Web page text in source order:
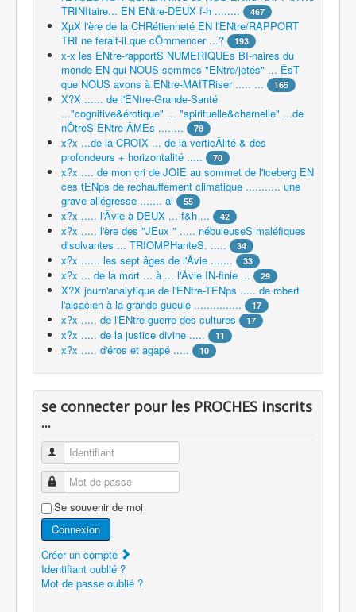
TRINItaire... EN ENtre-DEUX f-h ........
467
XµX l'ère de la CHRétienneté EN l'ENtre/RAPPORT
TRI ne ferait-il que cÔmmencer ...?
193
x-x les ENtre-rapportS NUMERIQUEs BI-naires du
monde EN qui NOUS sommes "ENtre/jetés" ... ÊsT
que NOUS avons à ENtre-MAÎTRiser ..... ...
165
X?X ...... de l'ENtre-Grande-Santé
..."cognitive&érotique" ... "spirituelle&charnelle" ...de
nÔtreS ENtre-ÂMEs ........
78
x?x ...de la CROIX ... de la verticÂlité & des
profondeurs + horizontalité .....
70
x?x .... de mon cri de JOIE au sommet de l'iceberg EN
ces tENps de rechauffement climatique ........... une
grave allégresse ....... al
55
x?x ..... l'Âvie à DEUX ... f&h ... 42
x?x ..... l'ère des "JEux " ..... nébuleuseS maléfiques
disolvantes ... TRIOMPHanteS. .....
34
x?x ...... les sept âges de l'Âvie ....... 33
x?x ... de la mort ... à ... l'Âvie IN-finie ... 29
X?X journ'analytique de l'ENtre-TENps ..... de robert
l'alsacien à la grande gueule ...............
17
x?x ..... de l'ENtre-guerre des cultures 17
x?x ..... de la justice divine ..... 11
x?x ..... d'éros et agapé ..... 10
se connecter pour les PROCHES inscrits
...
Identifiant
Mot de passe
Se souvenir de moi
Connexion
Créer un compte
Identifiant oublié ?
Mot de passe oublié ?